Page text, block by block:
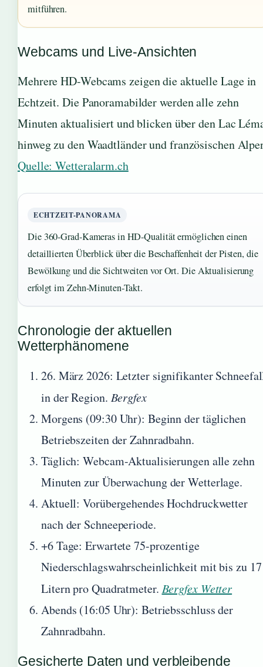
mitführen.
Webcams und Live-Ansichten
Mehrere HD-Webcams zeigen die aktuelle Lage in
Echtzeit. Die Panoramabilder werden alle zehn
Minuten aktualisiert und blicken über den Lac
hinweg zu den Waadtländer und französischen
Quelle: Wetteralarm.ch
ECHTZEIT-PANORAMA
Die 360-Grad-Kameras in HD-Qualität ermöglichen einen
detaillierten Überblick über die Beschaffenheit der Pisten, die
Bewölkung und die Sichtweiten vor Ort. Die Aktualisierung
erfolgt im Zehn-Minuten-Takt.
Chronologie der aktuellen
Wetterphänomene
26. März 2026: Letzter signifikanter
in der Region. Bergfex
Morgens (09:30 Uhr): Beginn der täglichen
Betriebszeiten der Zahnradbahn.
Täglich: Webcam-Aktualisierungen alle zehn
Minuten zur Überwachung der Wetterlage.
Aktuell: Vorübergehendes Hochdruckwetter
nach der Schneeperiode.
+6 Tage: Erwartete 75-prozentige
Niederschlagswahrscheinlichkeit mit bis zu 17
Litern pro Quadratmeter. Bergfex Wetter
Abends (16:05 Uhr): Betriebsschluss der
Zahnradbahn.
Gesicherte Daten und verbleibende